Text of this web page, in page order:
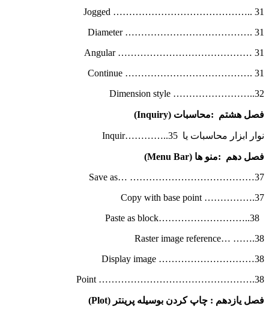
Jogged …………………………………….. 31
Diameter …………………………………. 31
Angular …………………………………… 31
Continue …………………………………. 31
Dimension style ……………………..32
فصل هشتم :محاسبات (Inquiry)
نوار ابزار محاسبات یا Inquir…………..35
فصل دهم :منو ها (Menu Bar)
Save as… …………………………………37
Copy with base point …………….37
Raster image reference… …….38
Display image …………………………38
Point ………………………………………….38
فصل یازدهم : چاپ کردن بوسیله پرینتر (Plot)